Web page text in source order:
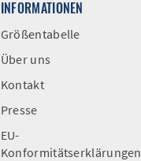
INFORMATIONEN
Größentabelle
Über uns
Kontakt
Presse
EU-
Konformitätserklärungen